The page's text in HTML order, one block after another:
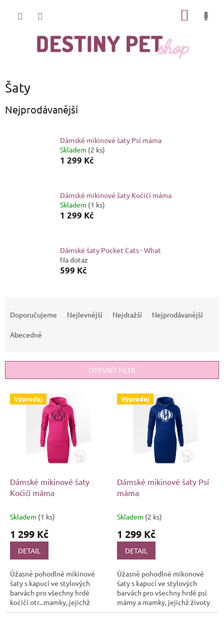
Šaty
Nejprodávanější
Dámské mikinové šaty Psí máma
Skladem (2 ks)
1 299 Kč
Dámské mikinové šaty Kočičí máma
Skladem (1 ks)
1 299 Kč
Dámské šaty Pocket Cats - What
Na dotaz
599 Kč
r
o
d
Doporučujeme Nejlevnější Nejdražší Nejprodávanější
Abecedně
OTEVŘÍT FILTR
V Výprodej
Dámské mikinové šaty
Kočičí máma
Skladem (1 ks)
1 299 Kč
DETAIL
Úžasně pohodlné mikinové
šaty s kapucí ve stylových
barvách pro všechny hrdé
kočičí otr...mamky, jejichž
životy jsou plné radostného
Výprodej
Dámské mikinové šaty Psí
máma
Skladem (2 ks)
1 299 Kč
DETAIL
Úžasně pohodlné mikonové
šaty s kapucí ve stylových
barvách pro všechny hrdé psí
mámy a mamky, jejichž životy
jsou plné radostného štěkání,